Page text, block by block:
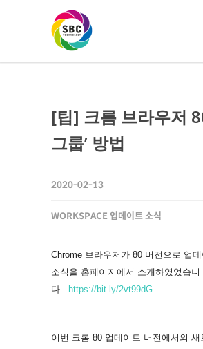
[팁] 크롬 브라우저
그룹’ 방법
2020-02-13
WORKSPACE 업데이트 소식
Chrome 브라우저가 80 버전으로 업
소식을 홈페이지에서 소개하였었습니
다.
https://bit.ly/2vt99dG
이번 크롬 80 업데이트 버전에서의 새